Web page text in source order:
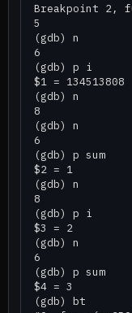
Breakpoint 2,
5
(gdb) n
6
(gdb) p i
$1 = 134513808
(gdb) n
8
(gdb) n
6
(gdb) p sum
$2 = 1
(gdb) n
8
(gdb) p i
$3 = 2
(gdb) n
6
(gdb) p sum
$4 = 3
(gdb) bt